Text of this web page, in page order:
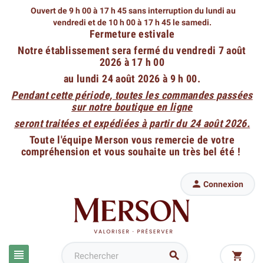
Ouvert de 9 h 00 à 17 h 45 sans interruption du lundi au
vendredi et de 10 h 00 à 17 h 45 le samedi.
Fermeture estivale
Notre établissement sera fermé du vendredi 7 août
2026 à 17 h 00
au lundi 24 août 2026 à 9 h 00.
Pendant cette période, toutes les commandes passées
sur notre boutique en ligne
seront traitées et expédiées à partir du 24 août 2026.
Toute l'équipe Merson vous remercie de votre
compréhension et vous souhaite un très bel été !
 
 Connexion
